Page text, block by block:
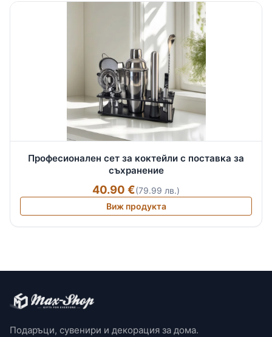
Професионален сет за коктейли с поставка за
съхранение
40.90 €(79.99 лв.)
Виж продукта
Подаръци, сувенири и декорация за дома.